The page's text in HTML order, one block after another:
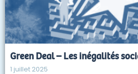
Green Deal – Les inégalités
1 juillet 2025